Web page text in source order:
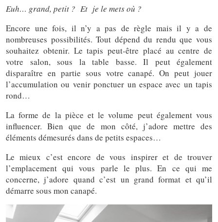
Euh… grand, petit ? Et je le mets où ?
Encore une fois, il n’y a pas de règle mais il y a de
nombreuses possibilités. Tout dépend du rendu que vous
souhaitez obtenir. Le tapis peut-être placé au centre de
votre salon, sous la table basse. Il peut également
disparaître en partie sous votre canapé. On peut jouer
l’accumulation ou venir ponctuer un espace avec un tapis
rond…
La forme de la pièce et le volume peut également vous
influencer. Bien que de mon côté, j’adore mettre des
éléments démesurés dans de petits espaces…
Le mieux c’est encore de vous inspirer et de trouver
l’emplacement qui vous parle le plus. En ce qui me
concerne, j’adore quand c’est un grand format et qu’il
démarre sous mon canapé.